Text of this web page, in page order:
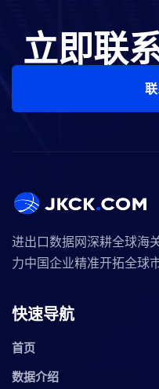
立即联
进出口数据网深耕全球海
力中国企业精准开拓全球市
快速导航
首页
数据介绍